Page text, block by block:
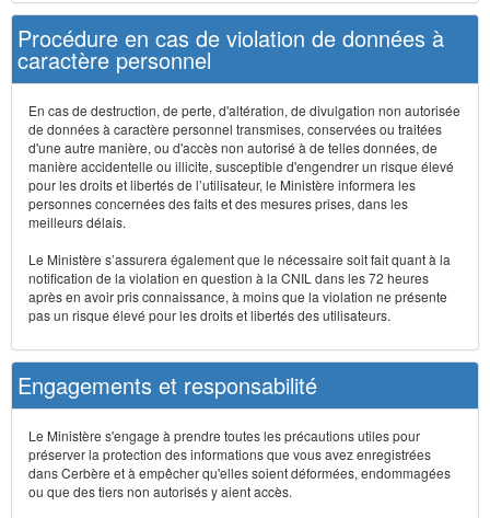
Procédure en cas de violation de données à
caractère personnel
En cas de destruction, de perte, d'altération, de divulgation non autorisée
de données à caractère personnel transmises, conservées ou traitées
d'une autre manière, ou d'accès non autorisé à de telles données, de
manière accidentelle ou illicite, susceptible d'engendrer un risque élevé
pour les droits et libertés de l’utilisateur, le Ministère informera les
personnes concernées des faits et des mesures prises, dans les
meilleurs délais.
Le Ministère s’assurera également que le nécessaire soit fait quant à la
notification de la violation en question à la CNIL dans les 72 heures
après en avoir pris connaissance, à moins que la violation ne présente
pas un risque élevé pour les droits et libertés des utilisateurs.
Engagements et responsabilité
Le Ministère s'engage à prendre toutes les précautions utiles pour
préserver la protection des informations que vous avez enregistrées
dans Cerbère et à empêcher qu'elles soient déformées, endommagées
ou que des tiers non autorisés y aient accès.